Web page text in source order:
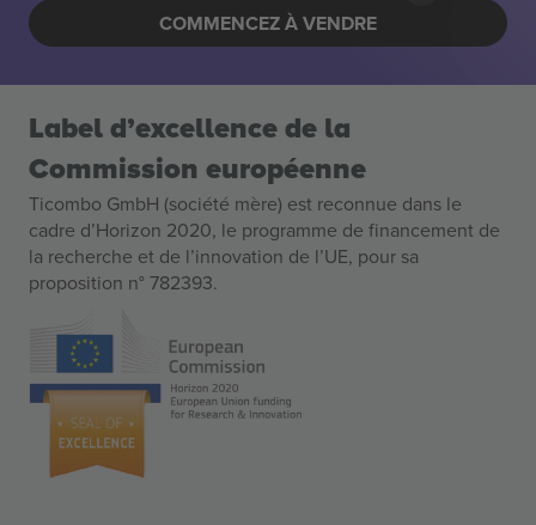
COMMENCEZ À VENDRE
Label d’excellence de la
Commission européenne
Ticombo GmbH (société mère) est reconnue dans le
cadre d’Horizon 2020, le programme de financement de
la recherche et de l’innovation de l’UE, pour sa
proposition n° 782393.